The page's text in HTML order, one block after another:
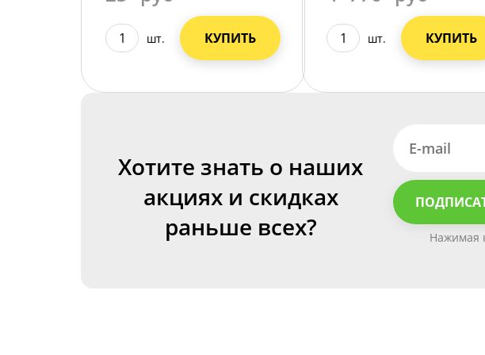
шт. КУПИТЬ шт. КУПИТЬ
Хотите знать о наших
акциях и скидках
раньше всех?
Нажимая